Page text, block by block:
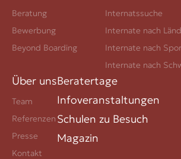
Beratung
Bewerbung
Beyond Boarding
Internatssuche
Internate nach
Internate nach
Internate nach
Über uns
Team
Referenzen
Presse
Kontakt
Beratertage
Infoveranstaltungen
Schulen zu Besuch
Magazin